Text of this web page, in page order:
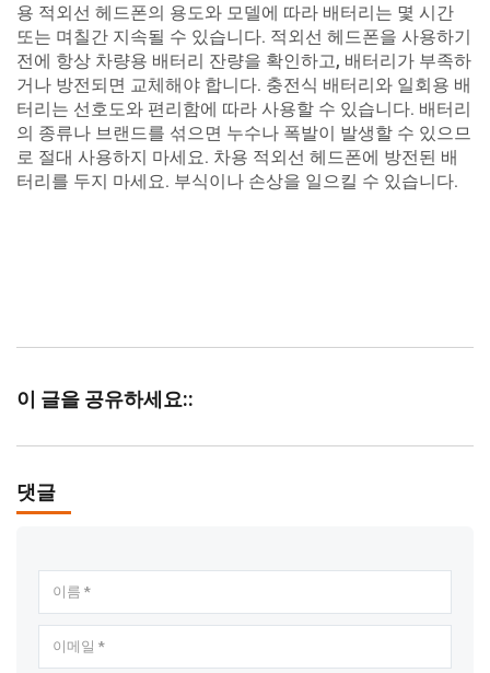
용 적외선 헤드폰의 용도와 모델에 따라 배터리는 몇 시간
또는 며칠간 지속될 수 있습니다. 적외선 헤드폰을 사용하기
전에 항상 차량용 배터리 잔량을 확인하고, 배터리가 부족하
거나 방전되면 교체해야 합니다. 충전식 배터리와 일회용 배
터리는 선호도와 편리함에 따라 사용할 수 있습니다. 배터리
의 종류나 브랜드를 섞으면 누수나 폭발이 발생할 수 있으므
로 절대 사용하지 마세요. 차용 적외선 헤드폰에 방전된 배
터리를 두지 마세요. 부식이나 손상을 일으킬 수 있습니다.
이 글을 공유하세요::
댓글